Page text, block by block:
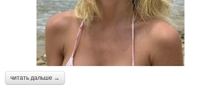
читать дальше →